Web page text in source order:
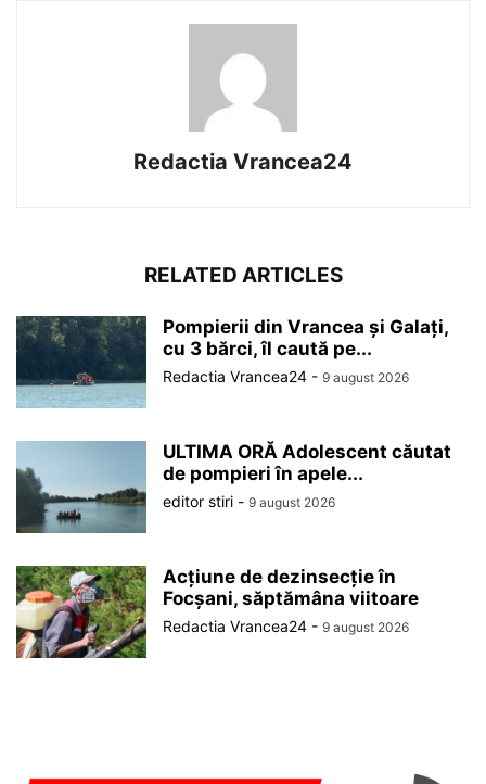
Redactia Vrancea24
RELATED ARTICLES
Pompierii din Vrancea și Galați,
cu 3 bărci, îl caută pe...
Redactia Vrancea24 - 9 august 2026
ULTIMA ORĂ Adolescent căutat
de pompieri în apele...
editor stiri - 9 august 2026
Acțiune de dezinsecție în
Focșani, săptămâna viitoare
Redactia Vrancea24 - 9 august 2026